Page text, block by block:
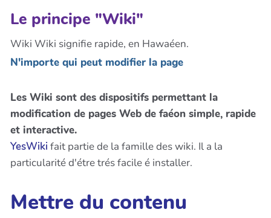
Le principe "Wiki"
Wiki Wiki signifie rapide, en Hawaéen.
N'importe qui peut modifier la page
Les Wiki sont des dispositifs permettant la
modification de pages Web de faéon simple, rapide
et interactive.
YesWiki fait partie de la famille des wiki. Il a la
particularité d'étre trés facile é installer.
Mettre du contenu